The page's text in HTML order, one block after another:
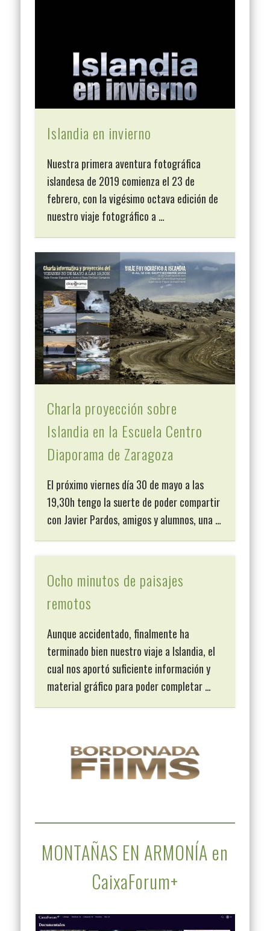
Islandia en invierno
Nuestra primera aventura fotográfica
islandesa de 2019 comienza el 23 de
febrero, con la vigésimo octava edición de
nuestro viaje fotográfico a …
Charla proyección sobre
Islandia en la Escuela Centro
Diaporama de Zaragoza
El próximo viernes día 30 de mayo a las
19,30h tengo la suerte de poder compartir
con Javier Pardos, amigos y alumnos, una …
Ocho minutos de paisajes
remotos
Aunque accidentado, finalmente ha
terminado bien nuestro viaje a Islandia, el
cual nos aportó suficiente información y
material gráfico para poder completar …
MONTAÑAS EN ARMONÍA en
CaixaForum+